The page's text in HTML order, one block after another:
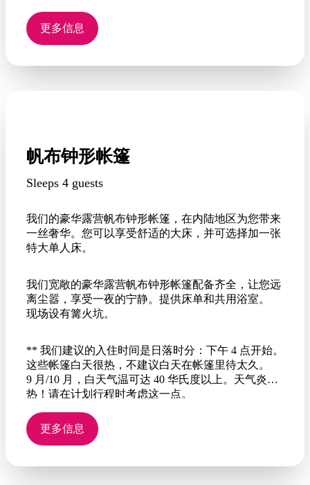
更多信息
帆布钟形帐篷
Sleeps 4 guests
我们的豪华露营帆布钟形帐篷，在内陆地区为您带来
一丝奢华。您可以享受舒适的大床，并可选择加一张
特大单人床。
我们宽敞的豪华露营帆布钟形帐篷配备齐全，让您远
离尘嚣，享受一夜的宁静。提供床单和共用浴室。
现场设有篝火坑。
** 我们建议的入住时间是日落时分：下午 4 点开始。
这些帐篷白天很热，不建议白天在帐篷里待太久。
9 月/10 月，白天气温可达 40 华氏度以上。天气炎
热！请在计划行程时考虑这一点。
更多信息